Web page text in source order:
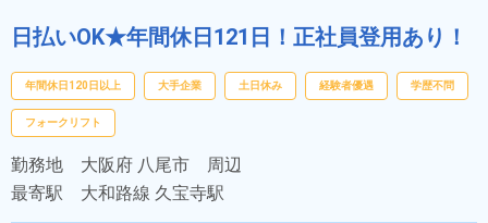
日払いOK★年間休日121日！正社員登用あり！
年間休日120日以上 大手企業 土日休み 経験者優遇 学歴不問
フォークリフト
勤務地 大阪府 八尾市 周辺
最寄駅 大和路線 久宝寺駅